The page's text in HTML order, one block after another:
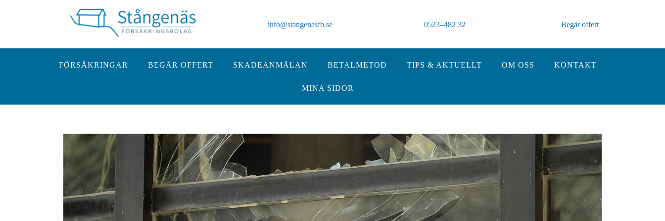
info@stangenasfb.se 0523–482 32 Begär offert
FÖRSÄKRINGAR BEGÄR OFFERT SKADEANMÄLAN BETALMETOD TIPS & AKTUELLT OM OSS KONTAKT
MINA SIDOR